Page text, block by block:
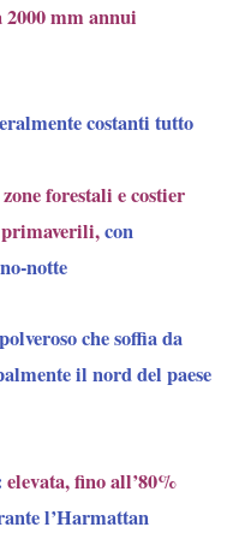
2000 mm annui
costanti tutto
forestali e costier
primaverili,con
notte
che soffia da
il nord del paese
elevata, fino all’80%
l’Harmattan